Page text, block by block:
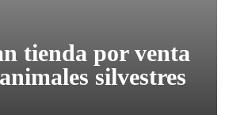
tienda por venta
silvestres